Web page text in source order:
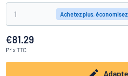
Entreprise
1 Achetez plus,
€81.29
PrixTTC